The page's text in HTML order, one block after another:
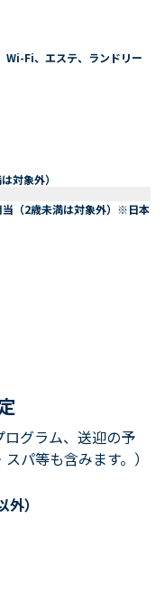
Wi-Fi、エステ、ランドリー
対象外）
（2歳未満は対象外）※日本
ログラム、送迎の予
パ等も含みます。）
）